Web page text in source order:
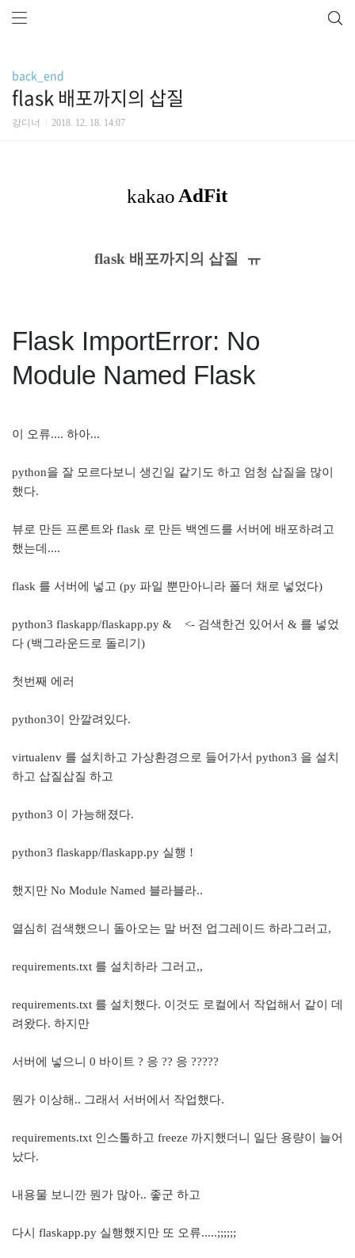
back_end
flask 배포까지의 삽질
강디너 2018. 12. 18. 14:07
flask 배포까지의 삽질 ㅠ
Flask ImportError: No
Module Named Flask
이 오류.... 하아...
python을 잘 모르다보니 생긴일 같기도 하고 엄청 삽질을 많이
했다.
뷰로 만든 프론트와 flask 로 만든 백엔드를 서버에 배포하려고
했는데....
flask 를 서버에 넣고 (py 파일 뿐만아니라 폴더 채로 넣었다)
python3 flaskapp/flaskapp.py & <- 검색한건 있어서 & 를 넣었
다 (백그라운드로 돌리기)
첫번째 에러
python3이 안깔려있다.
virtualenv 를 설치하고 가상환경으로 들어가서 python3 을 설치
하고 삽질삽질 하고
python3 이 가능해졌다.
python3 flaskapp/flaskapp.py 실행 !
했지만 No Module Named 블라블라..
열심히 검색했으니 돌아오는 말 버전 업그레이드 하라그러고,
requirements.txt 를 설치하라 그러고,,
requirements.txt 를 설치했다. 이것도 로컬에서 작업해서 같이 데
려왔다. 하지만
서버에 넣으니 0 바이트 ? 응 ?? 응 ?????
뭔가 이상해.. 그래서 서버에서 작업했다.
requirements.txt 인스톨하고 freeze 까지했더니 일단 용량이 늘어
났다.
내용물 보니깐 뭔가 많아.. 좋군 하고
다시 flaskapp.py 실행했지만 또 오류.....;;;;;;